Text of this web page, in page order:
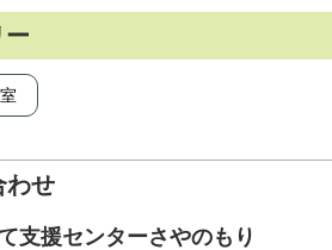
ー
わせ
支援センターさやのもり